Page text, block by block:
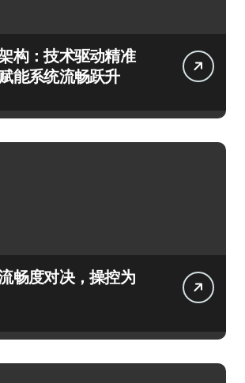
构：技术驱动精准
能系统流畅跃升
畅度对决，操控为